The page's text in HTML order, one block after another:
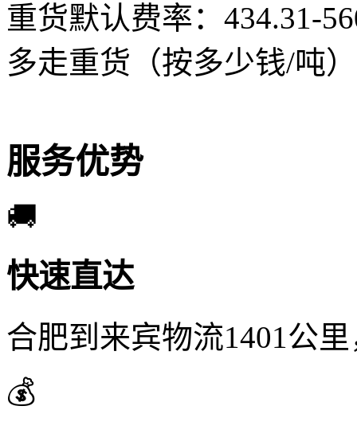
重货默认费率：434.31-
多走重货（按多少钱/吨）
服务优势
🚚
快速直达
合肥到来宾物流1401公
💰